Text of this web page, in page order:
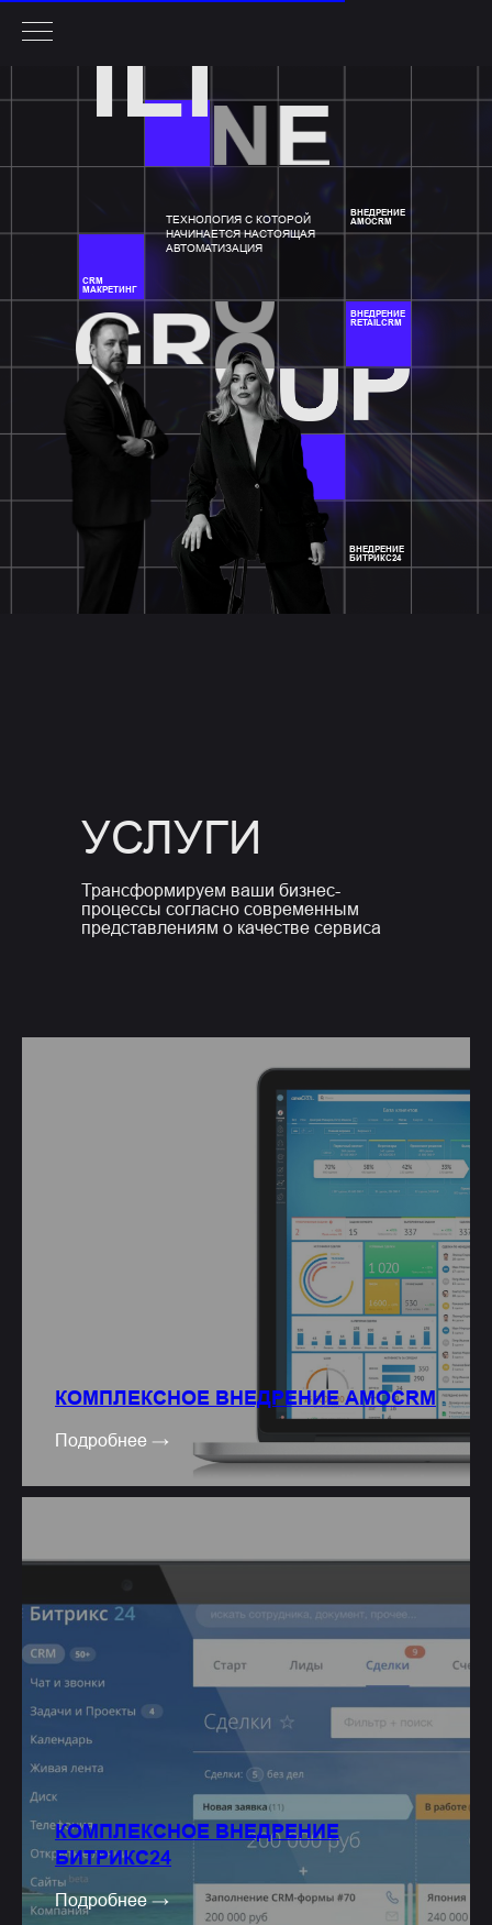
ВНЕДРЕНИЕ
RETAILCRM
ВНЕДРЕНИЕ
AMOCRM
CRM
МАКРЕТИНГ
ТЕХНОЛОГИЯ С КОТОРОЙ
НАЧИНАЕТСЯ НАСТОЯЩАЯ
АВТОМАТИЗАЦИЯ
ВНЕДРЕНИЕ
БИТРИКС24
УСЛУГИ
Трансформируем ваши бизнес-
процессы согласно современным
представлениям о качестве сервиса
КОМПЛЕКСНОЕ ВНЕДРЕНИЕ AMOCRM
Подробнее →
КОМПЛЕКСНОЕ ВНЕДРЕНИЕ
БИТРИКС24
Подробнее →